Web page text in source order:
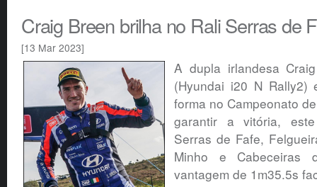
Craig Breen brilha no Rali Serras de
[13 Mar 2023]
A dupla irlandesa
(Hyundai i20 N Rally2)
forma no Campeonato
garantir a vitória,
Serras de Fafe,
Minho e Cabeceiras
vantagem de 1m35.5s